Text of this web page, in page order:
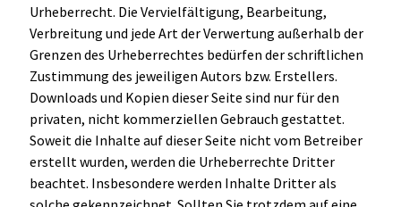
Urheberrecht. Die Vervielfältigung, Bearbeitung,
Verbreitung und jede Art der Verwertung außerhalb der
Grenzen des Urheberrechtes bedürfen der schriftlichen
Zustimmung des jeweiligen Autors bzw. Erstellers.
Downloads und Kopien dieser Seite sind nur für den
privaten, nicht kommerziellen Gebrauch gestattet.
Soweit die Inhalte auf dieser Seite nicht vom Betreiber
erstellt wurden, werden die Urheberrechte Dritter
beachtet. Insbesondere werden Inhalte Dritter als